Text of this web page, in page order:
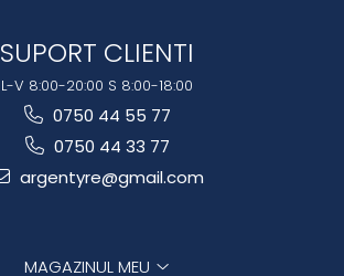
SUPORT CLIENTI
L-V 8:00-20:00 S 8:00-18:00
0750 44 55 77
0750 44 33 77
argentyre@gmail.com
MAGAZINUL MEU